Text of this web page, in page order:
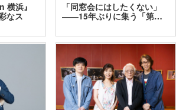
横浜』
なス
「同窓会にはしたくない」
――15年ぶりに集う「第…